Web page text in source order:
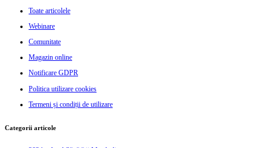
Toate articolele
Webinare
Comunitate
Magazin online
Notificare GDPR
Politica utilizare cookies
Termeni și condiții de utilizare
Categorii articole